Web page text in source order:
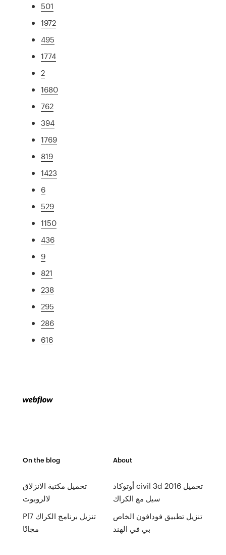
501
1972
495
1774
2
1680
762
394
1769
819
1423
6
529
1150
436
9
821
238
295
286
616
On the blog
تحميل مكتبة الانزلاق
لالروبوت
Pl7 تنزيل برنامج الكراك
مجانًا
About
أوتوكاد civil 3d 2016 تحميل
سيل مع الكراك
تنزيل تطبيق فودافون الخاص
بي في الهند